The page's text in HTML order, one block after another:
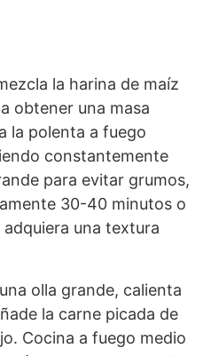
la harina de maíz
obtener una masa
la polenta a fuego
constantemente
para evitar grumos,
30-40 minutos o
una textura
olla grande, calienta
la carne picada de
Cocina a fuego medio